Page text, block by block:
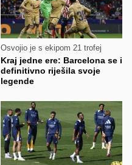
Osvojio je s ekipom 21 trofej
Kraj jedne ere: Barcelona se i
definitivno riješila svoje
legende